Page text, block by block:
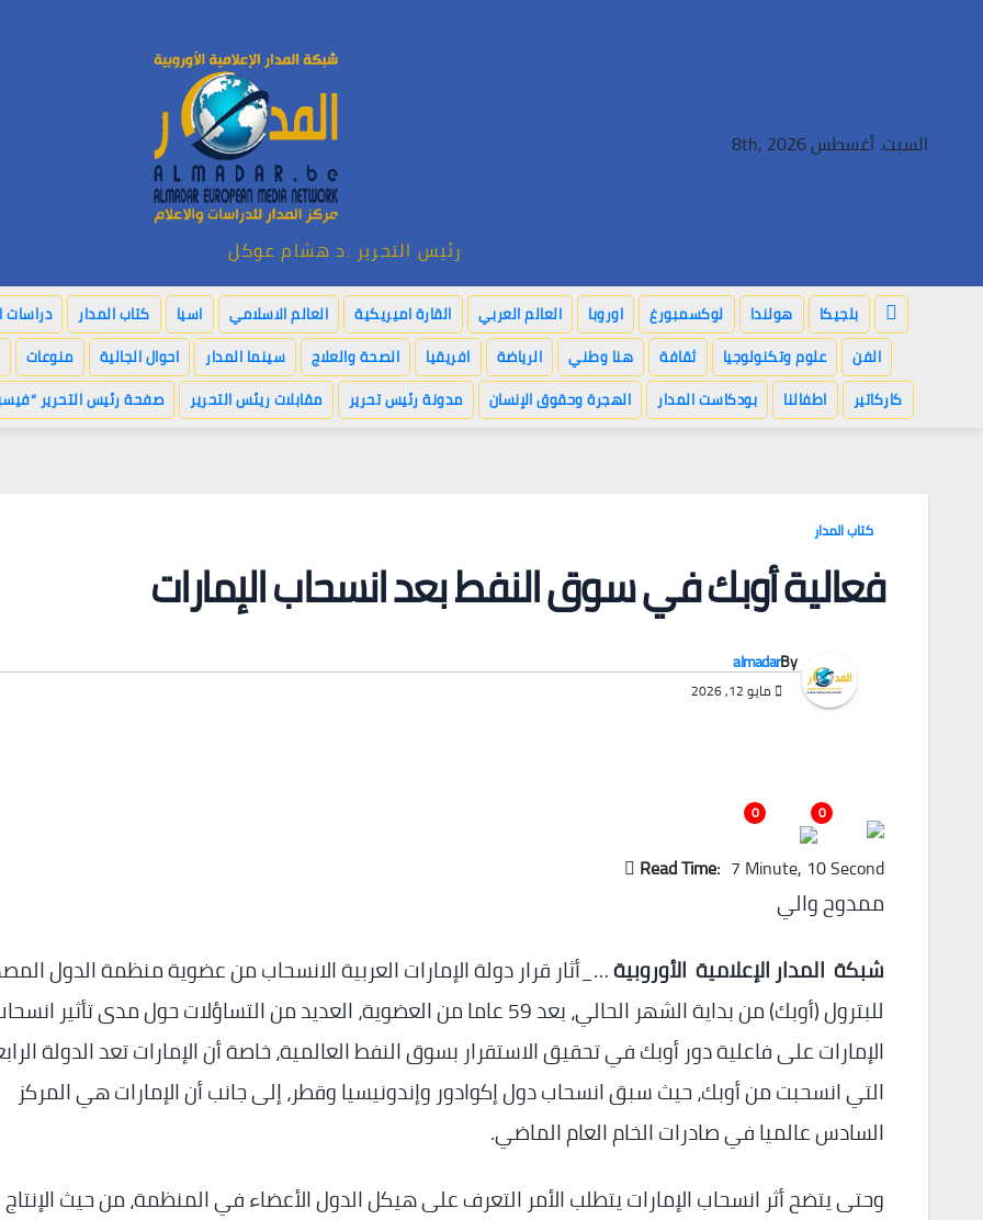
السبت. أغسطس 8th, 2026
رئيس التحرير .د هشام عوكل
بلجيكا هولندا لوكسمبورغ اوروبا العالم العربي القارة اميريكية العالم الاسلامي اسيا كتاب المدار دراسات
الفن
علوم وتكنولوجيا ثقافة هنا وطني الرياضة افريقيا الصحة والعلاج سينما المدار احوال الجالية منوعات
كاركاتير
اطفالنا بودكاست المدار الهجرة وحقوق الإنسان مدونة رئيس تحرير مقابلات ريئس التحرير صفحة رئيس التحرير
كتاب المدار
فعالية أوبك في سوق النفط بعد انسحاب الإمارات
By
almadar
مايو 12, 2026
0
0
Read Time: 7 Minute, 10 Second
ممدوح والي
شبكة المدار الإعلامية الأوروبية…_أثار قرار دولة الإمارات العربية الانسحاب من عضوية منظمة الدول
للبترول (أوبك) من بداية الشهر الحالي، بعد 59 عاما من العضوية، العديد من التساؤلات حول مدى تأثير
الإمارات على فاعلية دور أوبك في تحقيق الاستقرار بسوق النفط العالمية، خاصة أن الإمارات تعد الدولة
التي انسحبت من أوبك، حيث سبق انسحاب دول إكوادور وإندونيسيا وقطر، إلى جانب أن الإمارات هي المركز
السادس عالميا في صادرات الخام العام الماضي.
وحتى يتضح أثر انسحاب الإمارات يتطلب الأمر التعرف على هيكل الدول الأعضاء في المنظمة، من حيث الإنتاج